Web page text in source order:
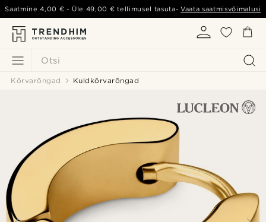
Otsi
Saatmine4,00 € - Üle 49,00 € tellimusel tasuta-Vaata saatmisvõimalusi
Kõrvarõngad Kuldkõrvarõngad